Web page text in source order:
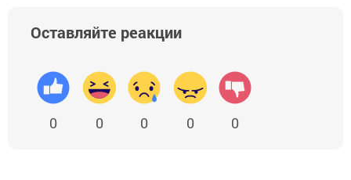
Оставляйте реакции
0 0 0 0 0